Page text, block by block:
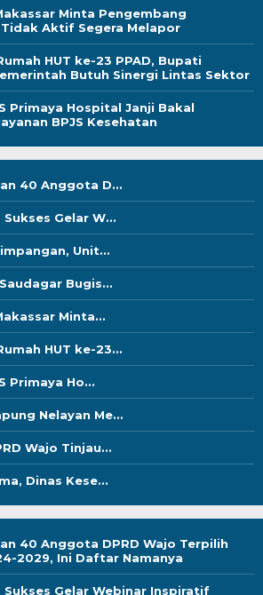
Minta Pengembang
Aktif Segera Melapor
HUT ke-23 PPAD, Bupati
Butuh Sinergi Lintas Sektor
Primaya Hospital Janji Bakal
BPJS Kesehatan
40 Anggota D...
Sukses Gelar W...
Unit...
Bugis...
Minta...
HUT ke-23...
Primaya Ho...
Nelayan Me...
Wajo Tinjau...
Dinas Kese...
40 Anggota DPRD Wajo Terpilih
2029, Ini Daftar Namanya
Sukses Gelar Webinar Inspiratif